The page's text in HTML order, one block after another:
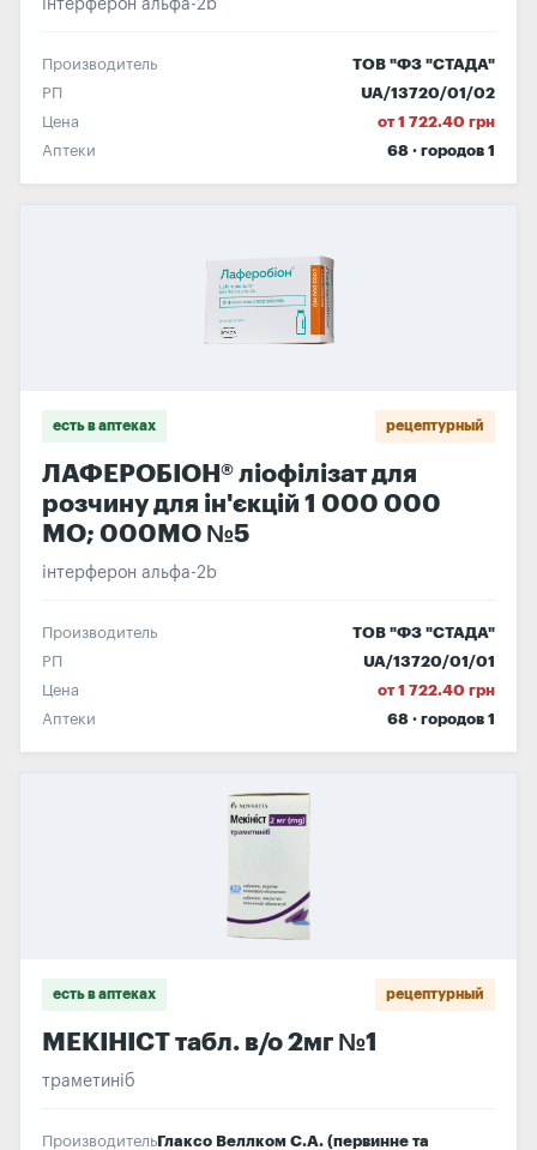
інтерферон альфа-2b
Производитель
ТОВ "ФЗ "СТАДА"
РП
UA/13720/01/02
Цена
от 1 722.40 грн
Аптеки
68 · городов 1
есть в аптеках рецептурный
ЛАФЕРОБІОН® ліофілізат для
розчину для ін'єкцій 1 000 000
МО; 000МО №5
інтерферон альфа-2b
Производитель
ТОВ "ФЗ "СТАДА"
РП
UA/13720/01/01
Цена
от 1 722.40 грн
Аптеки
68 · городов 1
есть в аптеках рецептурный
МЕКІНІСТ табл. в/о 2мг №1
траметиніб
ПроизводительГлаксо Веллком С.А. (первинне та